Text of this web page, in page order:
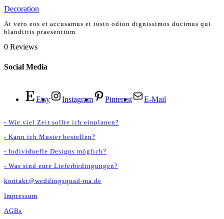
Decoration
At vero eos et accusamus et iusto odion dignissimos ducimus qui
blanditiis praesentium
0 Reviews
Social Media
Etsy Instagram Pinterest E-Mail
- Wie viel Zeit sollte ich einplanen?
- Kann ich Muster bestellen?
- Individuelle Designs möglich?
- Was sind eure Lieferbedingungen?
kontakt@weddingsquad-ma.de
Impressum
AGBs